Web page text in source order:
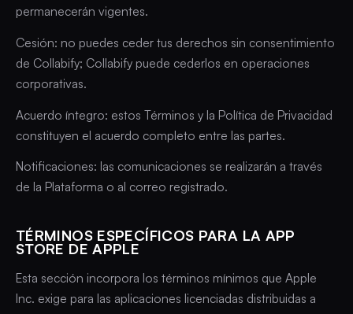
permanecerán vigentes.
Cesión: no puedes ceder tus derechos sin consentimiento
de Collabify; Collabify puede cederlos en operaciones
corporativas.
Acuerdo íntegro: estos Términos y la Política de Privacidad
constituyen el acuerdo completo entre las partes.
Notificaciones: las comunicaciones se realizarán a través
de la Plataforma o al correo registrado.
TÉRMINOS ESPECÍFICOS PARA LA APP
STORE DE APPLE
Esta sección incorpora los términos mínimos que Apple
Inc. exige para las aplicaciones licenciadas distribuidas a